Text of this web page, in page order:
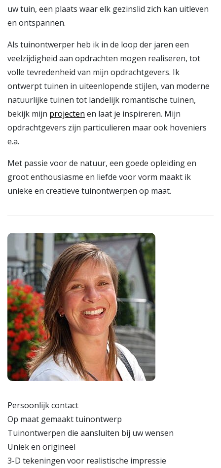
uw tuin, een plaats waar elk gezinslid zich kan uitleven
en ontspannen.
Als tuinontwerper heb ik in de loop der jaren een
veelzijdigheid aan opdrachten mogen realiseren, tot
volle tevredenheid van mijn opdrachtgevers. Ik
ontwerpt tuinen in uiteenlopende stijlen, van moderne
natuurlijke tuinen tot landelijk romantische tuinen,
bekijk mijn projecten en laat je inspireren. Mijn
opdrachtgevers zijn particulieren maar ook hoveniers
e.a.
Met passie voor de natuur, een goede opleiding en
groot enthousiasme en liefde voor vorm maakt ik
unieke en creatieve tuinontwerpen op maat.
Persoonlijk contact
Op maat gemaakt tuinontwerp
Tuinontwerpen die aansluiten bij uw wensen
Uniek en origineel
3-D tekeningen voor realistische impressie